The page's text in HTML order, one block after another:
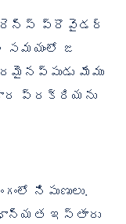
ప్రొవైడర్
జ
మేము
ప్రక్రియను
నిపుణులు.
ఇస్తారు